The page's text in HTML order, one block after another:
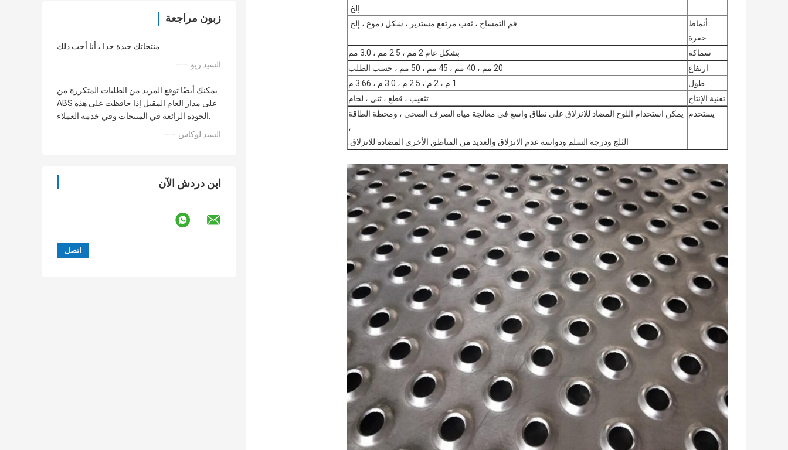
زبون مراجعة
منتجاتك جيدة جدا ، أنا أحب ذلك.
—— السيد ريو
يمكنك أيضًا توقع المزيد من الطلبات المتكررة من
ABS على مدار العام المقبل إذا حافظت على هذه
الجودة الرائعة في المنتجات وفي خدمة العملاء.
—— السيد لوكاس
ابن دردش الآن
إلخ.
أنماط
حفرة
فم التمساح ، ثقب مرتفع مستدير ، شكل دموع ، إلخ.
سماكة
بشكل عام 2 مم ، 2.5 مم ، 3.0 مم
ارتفاع
20 مم ، 40 مم ، 45 مم ، 50 مم ، حسب الطلب
طول
1 م ، 2 م ، 2.5 م ، 3.0 م ، 3.66 م
تقنية الإنتاج
تثقيب ، قطع ، ثني ، لحام
يستخدم
يمكن استخدام اللوح المضاد للانزلاق على نطاق واسع في معالجة مياه الصرف الصحي ، ومحطة الطاقة
،
الثلج ودرجة السلم ودواسة عدم الانزلاق والعديد من المناطق الأخرى المضادة للانزلاق.